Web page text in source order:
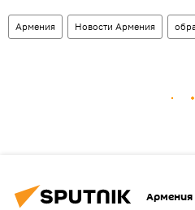
Армения Новости Армения
Армения